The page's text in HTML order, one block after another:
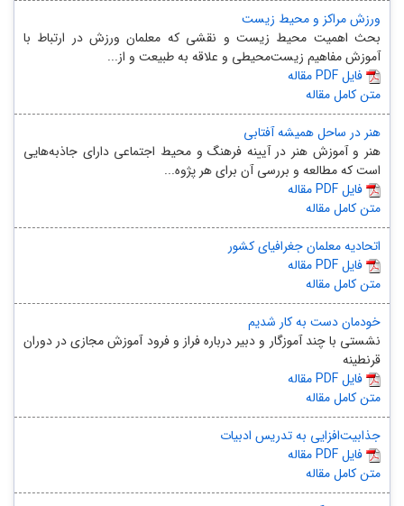
ورزش مراکز و محیط زیست
بحث اهمیت محیط زیست و نقشی که معلمان ورزش در ارتباط با
آموزش مفاهیم زیست‌محیطی و علاقه به طبیعت و از...
مقاله PDF فایل
متن کامل مقاله
هنر در ساحل همیشه آفتابی
هنر و آموزش هنر در آیینه فرهنگ و محیط اجتماعی دارای جاذبه‌هایی
است که مطالعه و بررسی آن برای هر پژوه...
مقاله PDF فایل
متن کامل مقاله
اتحادیه معلمان جغرافیای کشور
مقاله PDF فایل
متن کامل مقاله
خودمان دست به کار شدیم
نشستی با چند آموزگار و دبیر درباره فراز و فرود آموزش مجازی در دوران
قرنطینه
مقاله PDF فایل
متن کامل مقاله
جذابیت‌افزایی به تدریس ادبیات
مقاله PDF فایل
متن کامل مقاله